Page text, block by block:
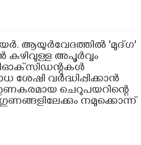
ആയുർവേദത്തിൽ 'മുദ്ഗ'
കഴിവുള്ള അപൂർവ്വം
ശേഷി വർദ്ധിപ്പിക്കാൻ
ചെറുപയറിന്റെ
നമുക്കൊന്ന്